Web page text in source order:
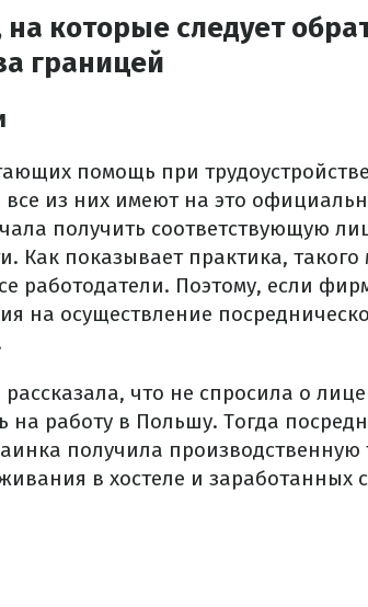
которые следует
границей
помощь при
из них имеют на это
получить соответствующую
Как показывает практика,
работодатели. Поэтому, если
на осуществление
рассказала, что не спросила о
на работу в Польшу. Тогда
получила производственную
в хостеле и заработанных